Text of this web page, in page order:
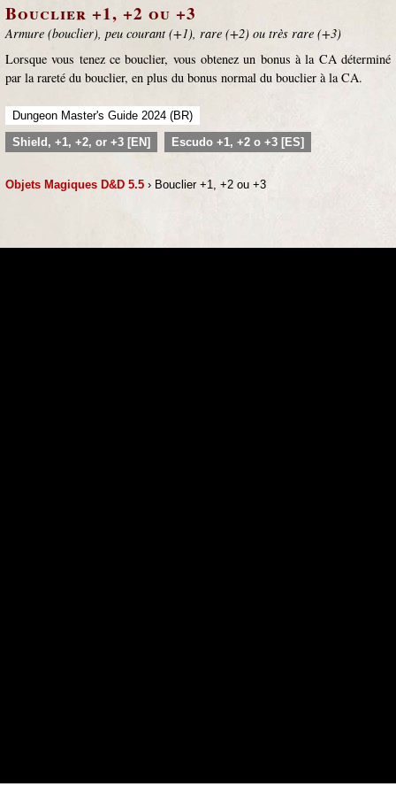
Bouclier +1, +2 ou +3
Armure (bouclier), peu courant (+1), rare (+2) ou très rare (+3)
Lorsque vous tenez ce bouclier, vous obtenez un bonus à la CA déterminé
par la rareté du bouclier, en plus du bonus normal du bouclier à la CA.
Dungeon Master's Guide 2024 (BR)
Shield, +1, +2, or +3 [EN]
Escudo +1, +2 o +3 [ES]
Objets Magiques D&D 5.5 › Bouclier +1, +2 ou +3